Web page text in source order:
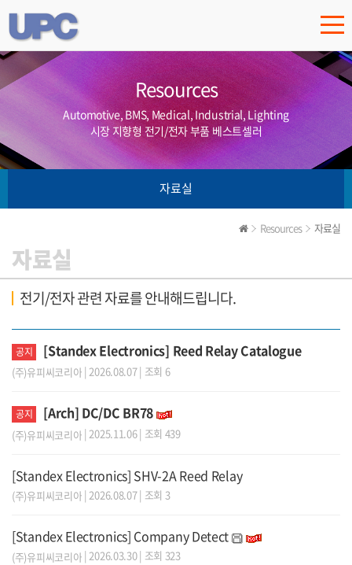
Resources
Automotive, BMS, Medical, Industrial, Lighting
시장 지향형 전기/전자 부품 베스트셀러
자료실
Resources 자료실
자료실
전기/전자 관련 자료를 안내해드립니다.
공지 [Standex Electronics] Reed Relay Catalogue
(주)유피씨코리아 | 2026.08.07 | 조회 6
공지 [Arch] DC/DC BR78
(주)유피씨코리아 | 2025.11.06 | 조회 439
[Standex Electronics] SHV-2A Reed Relay
(주)유피씨코리아 | 2026.08.07 | 조회 3
[Standex Electronics] Company Detect
(주)유피씨코리아 | 2026.03.30 | 조회 323